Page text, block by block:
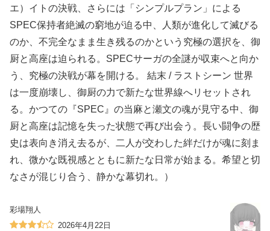
エ）イトの決戦、さらには「シンプルプラン」による
SPEC保持者絶滅の窮地が迫る中、人類が進化して滅びる
のか、不完全なまま生き残るのかという究極の選択を、御
厨と高座は迫られる。SPECサーガの全謎が収束へと向か
う、究極の決戦が幕を開ける。 結末 / ラストシーン 世界
は一度崩壊し、御厨の力で新たな世界線へリセットされ
る。かつての『SPEC』の当麻と瀬文の魂が見守る中、御
厨と高座は記憶を失った状態で再び出会う。長い闘争の歴
史は表向き消え去るが、二人が交わした絆だけが魂に刻ま
れ、微かな既視感とともに新たな日常が始まる。希望と切
なさが混じり合う、静かな幕切れ。）
彩場翔人
2026年4月22日